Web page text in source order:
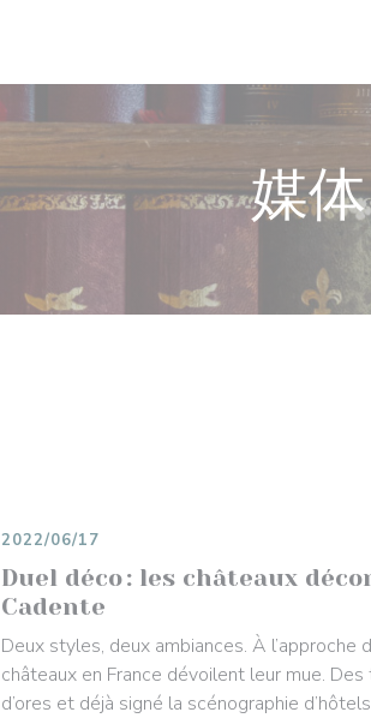
媒体
Duel déco : les châteaux
Cadente
2022/06/17
Deux styles, deux ambiances. À
châteaux en France dévoilent leur mue.
d’ores et déjà signé la scénographie